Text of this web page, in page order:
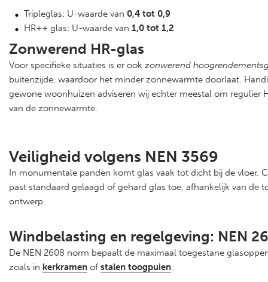
Tripleglas: U-waarde van 0,4 tot 0,9
HR++ glas: U-waarde van 1,0 tot 1,2
Zonwerend HR-glas
Voor specifieke situaties is er ookzonwerend
buitenzijde, waardoor het minder zonnewarmte doorlaat.
gewone woonhuizen adviseren wij echter meestal om
van de zonnewarmte.
Veiligheid volgens NEN 3569
In monumentale panden komt glas vaak tot dicht bij de vloer.
past standaard gelaagd of gehard glas toe, afhankelijk van
ontwerp.
Windbelasting en regelgeving: NEN
De NEN 2608 norm bepaalt de maximaal toegestane
zoals in kerkramen of stalen toogpuien.